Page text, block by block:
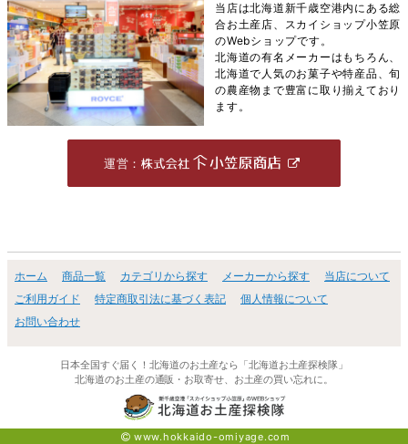
当店は北海道新千歳空港内にある総
合お土産店、スカイショップ小笠原
のWebショップです。
北海道の有名メーカーはもちろん、
北海道で人気のお菓子や特産品、旬
の農産物まで豊富に取り揃えており
ます。
運営：
ホーム 商品一覧 カテゴリから探す メーカーから探す
当店について
ご利用ガイド
特定商取引法に基づく表記
個人情報について
お問い合わせ
日本全国すぐ届く！北海道のお土産なら「北海道お土産探検隊」
北海道のお土産の通販・お取寄せ、お土産の買い忘れに。
www.hokkaido-omiyage.com